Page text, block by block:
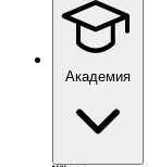
Академия